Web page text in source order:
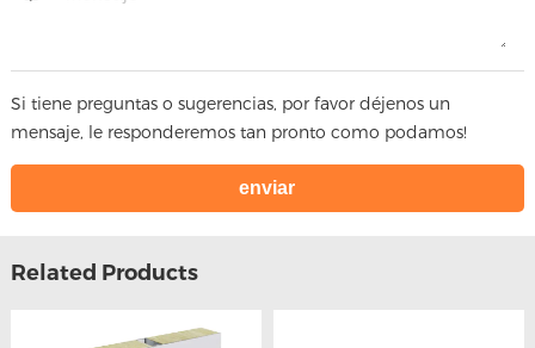
Si tiene preguntas o sugerencias, por favor déjenos un
mensaje, le responderemos tan pronto como podamos!
Related Products